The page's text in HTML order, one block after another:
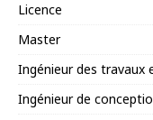
Licence
Master
Ingénieur des travaux
Ingénieur de